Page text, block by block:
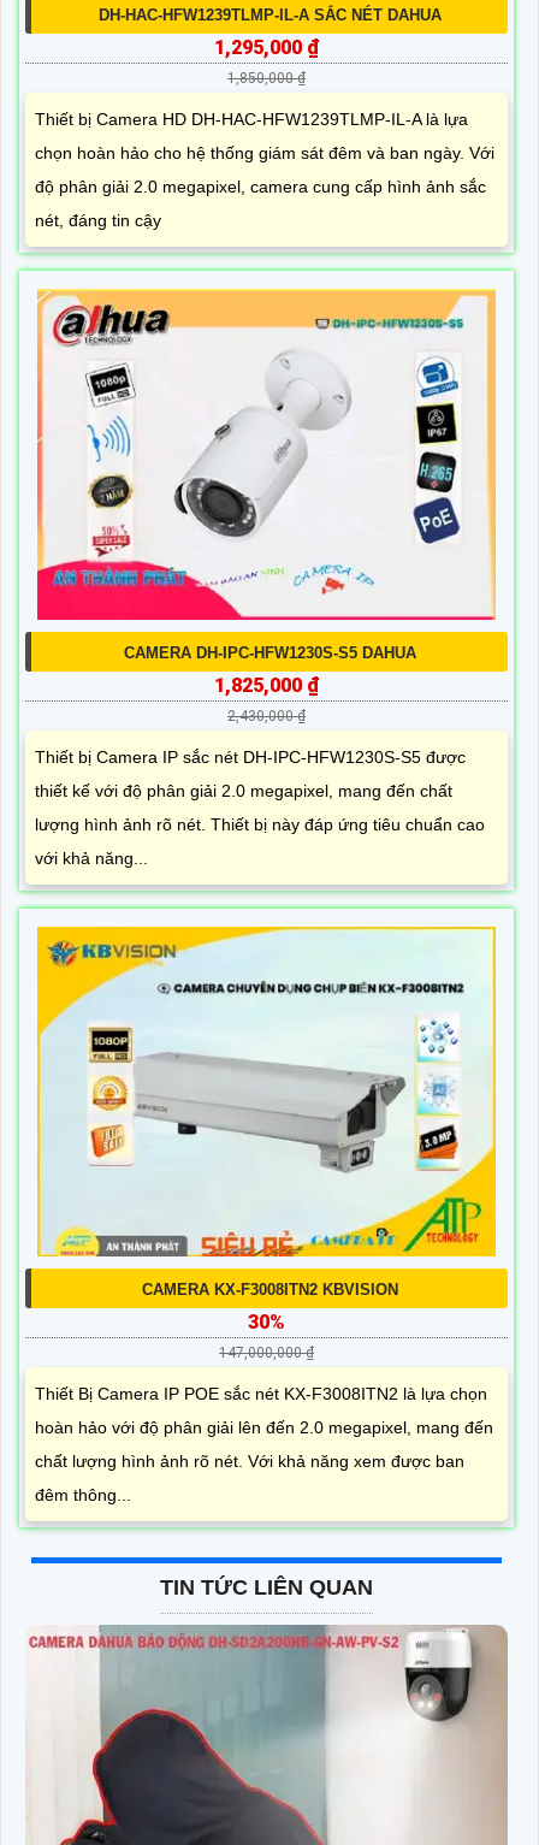
DH-HAC-HFW1239TLMP-IL-A SẮC NÉT DAHUA
1,295,000 ₫
1,850,000 ₫
Thiết bị Camera HD DH-HAC-HFW1239TLMP-IL-A là lựa
chọn hoàn hảo cho hệ thống giám sát đêm và ban ngày. Với
độ phân giải 2.0 megapixel, camera cung cấp hình ảnh sắc
nét, đáng tin cậy
CAMERA DH-IPC-HFW1230S-S5 DAHUA
1,825,000 ₫
2,430,000 ₫
Thiết bị Camera IP sắc nét DH-IPC-HFW1230S-S5 được
thiết kế với độ phân giải 2.0 megapixel, mang đến chất
lượng hình ảnh rõ nét. Thiết bị này đáp ứng tiêu chuẩn cao
với khả năng...
CAMERA KX-F3008ITN2 KBVISION
30%
147,000,000 ₫
Thiết Bị Camera IP POE sắc nét KX-F3008ITN2 là lựa chọn
hoàn hảo với độ phân giải lên đến 2.0 megapixel, mang đến
chất lượng hình ảnh rõ nét. Với khả năng xem được ban
đêm thông...
TIN TỨC LIÊN QUAN